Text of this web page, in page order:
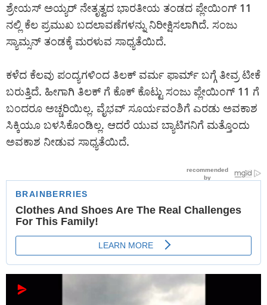
ಶ್ರೇಯಸ್ ಅಯ್ಯರ್ ನೇತೃತ್ವದ ಭಾರತೀಯ ತಂಡದ ಪ್ಲೇಯಿಂಗ್ 11
ನಲ್ಲಿ ಕೆಲ ಪ್ರಮುಖ ಬದಲಾವಣೆಗಳನ್ನು ನಿರೀಕ್ಷಿಸಲಾಗಿದೆ. ಸಂಜು
ಸ್ಯಾಮ್ಸನ್ ತಂಡಕ್ಕೆ ಮರಳುವ ಸಾಧ್ಯತೆಯಿದೆ.
ಕಳೆದ ಕೆಲವು ಪಂದ್ಯಗಳಿಂದ ತಿಲಕ್ ವರ್ಮ ಫಾರ್ಮ್ ಬಗ್ಗೆ ತೀವ್ರ ಟೀಕೆ
ಬರುತ್ತಿದೆ. ಹೀಗಾಗಿ ತಿಲಕ್ ಗೆ ಕೊಕ್ ಕೊಟ್ಟು ಸಂಜು ಪ್ಲೇಯಿಂಗ್ 11 ಗೆ
ಬಂದರೂ ಅಚ್ಚರಿಯಿಲ್ಲ. ವೈಭವ್ ಸೂರ್ಯವಂಶಿಗೆ ಎರಡು ಅವಕಾಶ
ಸಿಕ್ಕಿಯೂ ಬಳಸಿಕೊಂಡಿಲ್ಲ. ಆದರೆ ಯುವ ಬ್ಯಾಟಿಗನಿಗೆ ಮತ್ತೊಂದು
ಅವಕಾಶ ನೀಡುವ ಸಾಧ್ಯತೆಯಿದೆ.